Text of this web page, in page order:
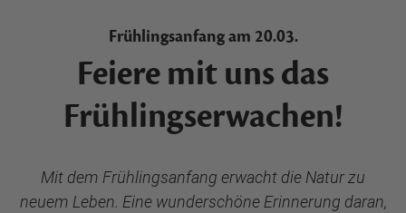
Frühlingsanfang am 20.03.
Feiere mit uns das
Frühlingserwachen!
Mit dem Frühlingsanfang erwacht die Natur zu
neuem Leben. Eine wunderschöne Erinnerung daran,